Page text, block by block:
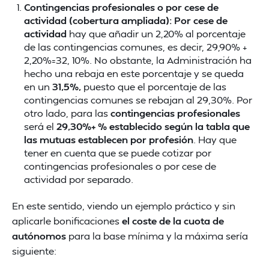
Contingencias profesionales o por cese de
actividad (cobertura ampliada): Por cese de
actividad hay que añadir un 2,20% al porcentaje
de las contingencias comunes, es decir, 29,90% +
2,20%=32, 10%. No obstante, la Administración ha
hecho una rebaja en este porcentaje y se queda
en un 31,5%, puesto que el porcentaje de las
contingencias comunes se rebajan al 29,30%. Por
otro lado, para lascontingencias profesionales
será el 29,30%+ % establecido según la tabla que
las mutuas establecen por profesión. Hay que
tener en cuenta que se puede cotizar por
contingencias profesionales o por cese de
actividad por separado.
En este sentido, viendo un ejemplo práctico y sin
aplicarle bonificacionesel coste de la cuota de
autónomos para la base mínima y la máxima sería
siguiente: